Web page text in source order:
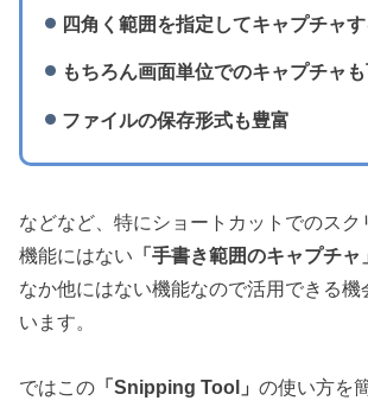
四角く範囲を指定してキャプチャ
もちろん画面単位でのキャプチャ
ファイルの保存形式も豊富
などなど、特にショートカットでのスク
機能にはない 「手書き範囲のキャプチャ
なか他にはない機能なので活用できる機
います。
ではこの 「Snipping Tool」の使い方を